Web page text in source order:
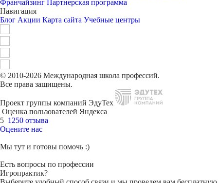
Франчайзинг Партнерская программа
Навигация
Блог Акции Карта сайта Учебные центры
© 2010-2026 Международная школа профессий.
Все права защищены.
Проект группы компаний ЭдуТех
Оценка пользователей Яндекса
5 1250 отзыва
Оцените нас
Мы тут и готовы помочь :)
Есть вопросы по профессии
Игропрактик?